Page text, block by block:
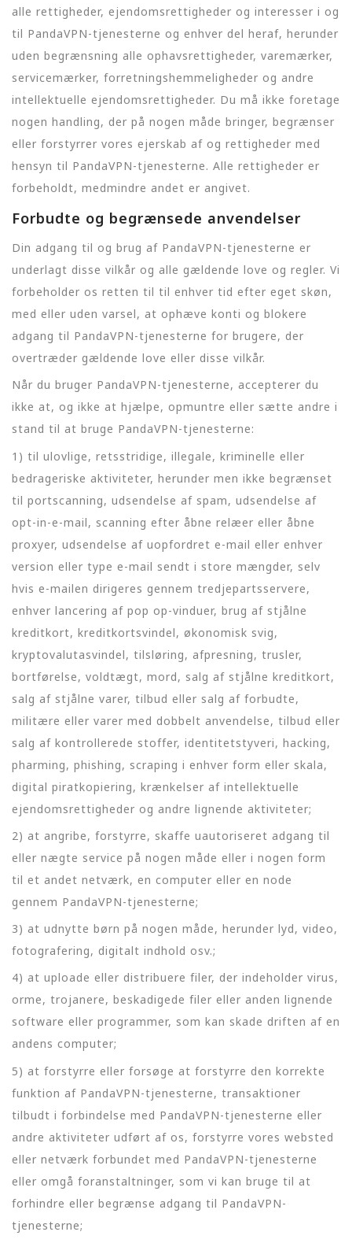
alle rettigheder, ejendomsrettigheder og interesser i og
til PandaVPN-tjenesterne og enhver del heraf, herunder
uden begrænsning alle ophavsrettigheder, varemærker,
servicemærker, forretningshemmeligheder og andre
intellektuelle ejendomsrettigheder. Du må ikke foretage
nogen handling, der på nogen måde bringer, begrænser
eller forstyrrer vores ejerskab af og rettigheder med
hensyn til PandaVPN-tjenesterne. Alle rettigheder er
forbeholdt, medmindre andet er angivet.
Forbudte og begrænsede anvendelser
Din adgang til og brug af PandaVPN-tjenesterne er
underlagt disse vilkår og alle gældende love og regler. Vi
forbeholder os retten til til enhver tid efter eget skøn,
med eller uden varsel, at ophæve konti og blokere
adgang til PandaVPN-tjenesterne for brugere, der
overtræder gældende love eller disse vilkår.
Når du bruger PandaVPN-tjenesterne, accepterer du
ikke at, og ikke at hjælpe, opmuntre eller sætte andre i
stand til at bruge PandaVPN-tjenesterne:
1) til ulovlige, retsstridige, illegale, kriminelle eller
bedrageriske aktiviteter, herunder men ikke begrænset
til portscanning, udsendelse af spam, udsendelse af
opt-in-e-mail, scanning efter åbne relæer eller åbne
proxyer, udsendelse af uopfordret e-mail eller enhver
version eller type e-mail sendt i store mængder, selv
hvis e-mailen dirigeres gennem tredjepartsservere,
enhver lancering af pop op-vinduer, brug af stjålne
kreditkort, kreditkortsvindel, økonomisk svig,
kryptovalutasvindel, tilsløring, afpresning, trusler,
bortførelse, voldtægt, mord, salg af stjålne kreditkort,
salg af stjålne varer, tilbud eller salg af forbudte,
militære eller varer med dobbelt anvendelse, tilbud eller
salg af kontrollerede stoffer, identitetstyveri, hacking,
pharming, phishing, scraping i enhver form eller skala,
digital piratkopiering, krænkelser af intellektuelle
ejendomsrettigheder og andre lignende aktiviteter;
2) at angribe, forstyrre, skaffe uautoriseret adgang til
eller nægte service på nogen måde eller i nogen form
til et andet netværk, en computer eller en node
gennem PandaVPN-tjenesterne;
3) at udnytte børn på nogen måde, herunder lyd, video,
fotografering, digitalt indhold osv.;
4) at uploade eller distribuere filer, der indeholder virus,
orme, trojanere, beskadigede filer eller anden lignende
software eller programmer, som kan skade driften af en
andens computer;
5) at forstyrre eller forsøge at forstyrre den korrekte
funktion af PandaVPN-tjenesterne, transaktioner
tilbudt i forbindelse med PandaVPN-tjenesterne eller
andre aktiviteter udført af os, forstyrre vores websted
eller netværk forbundet med PandaVPN-tjenesterne
eller omgå foranstaltninger, som vi kan bruge til at
forhindre eller begrænse adgang til PandaVPN-
tjenesterne;